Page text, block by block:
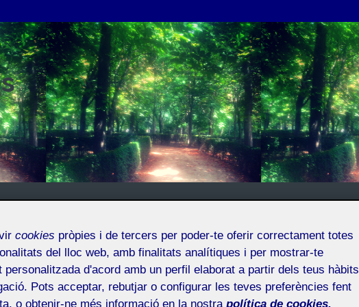
cookies pròpies i de tercers per poder-te oferir correctament totes
del lloc web, amb finalitats analítiques i per mostrar-te
personalitzada d'acord amb un perfil elaborat a partir dels teus hàbits
Pots acceptar, rebutjar o configurar les teves preferències fent
o obtenir-ne més informació en la nostra política de cookies.